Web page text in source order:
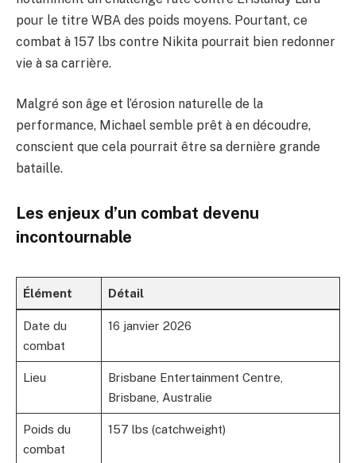
pour le titre WBA des poids moyens. Pourtant, ce
combat à 157 lbs contre Nikita pourrait bien redonner
vie à sa carrière.
Malgré son âge et l’érosion naturelle de la
performance, Michael semble prêt à en découdre,
conscient que cela pourrait être sa dernière grande
bataille.
Les enjeux d’un combat devenu
incontournable
Élément Détail
Date du
combat
16 janvier 2026
Lieu
Brisbane Entertainment Centre,
Brisbane, Australie
Poids du
combat
157 lbs (catchweight)